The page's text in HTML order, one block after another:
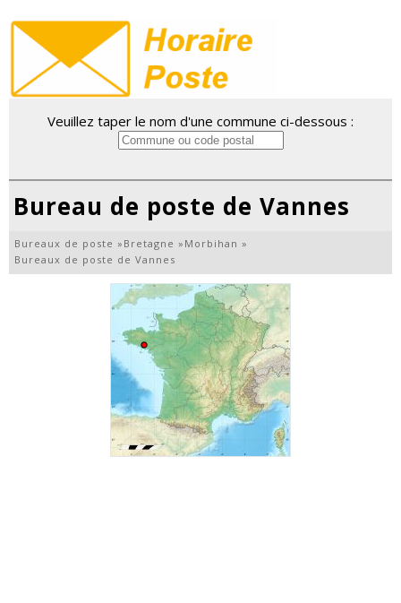
Veuillez taper le nom d'une commune ci-dessous :
Bureau de poste de Vannes
Bureaux de poste » Bretagne » Morbihan »
Bureaux de poste de Vannes